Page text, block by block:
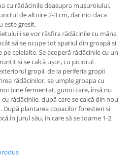
cu rădăcinile deasupra mușuroiului,
de altoire 2-3 cm, dar nici daca
este gresit.
i se vor răsfira rădăcinile cu mâna
să se ocupe tot spatiul din groapă si
celelalte. Se acoperă rădăcinile cu un
și se calcă ușor, cu piciorul
gropii, de la periferia gropii
rădăcinilor, se umple groapa cu
bine fermentat, gunoi care, însă nu
rădăcinile, după care se calcă din nou
După plantarea copacilor forestieri si
în jurul său, în care să se toarne 1-2